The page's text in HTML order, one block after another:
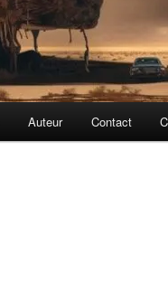
Auteur Contact